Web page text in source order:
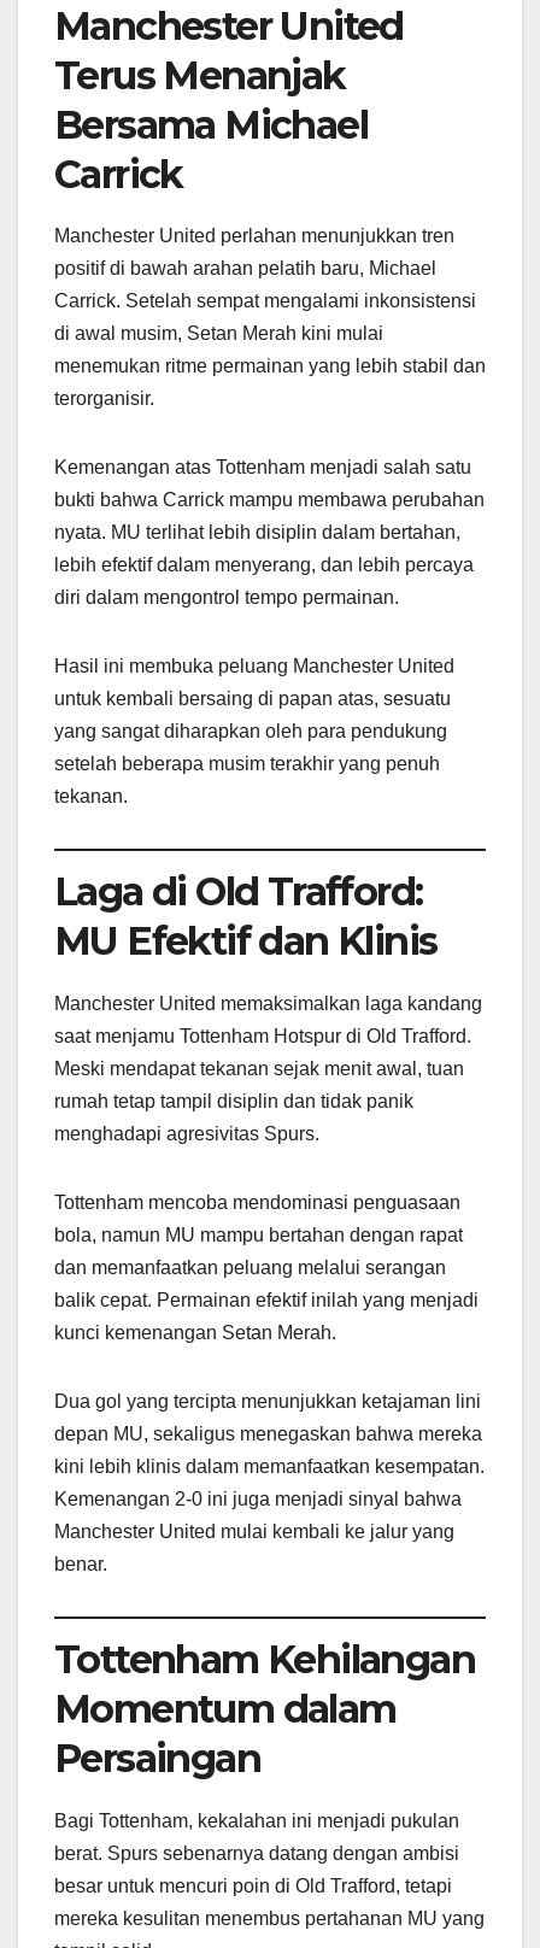
Manchester United
Terus Menanjak
Bersama Michael
Carrick
Manchester United perlahan menunjukkan tren
positif di bawah arahan pelatih baru, Michael
Carrick. Setelah sempat mengalami inkonsistensi
di awal musim, Setan Merah kini mulai
menemukan ritme permainan yang lebih stabil dan
terorganisir.
Kemenangan atas Tottenham menjadi salah satu
bukti bahwa Carrick mampu membawa perubahan
nyata. MU terlihat lebih disiplin dalam bertahan,
lebih efektif dalam menyerang, dan lebih percaya
diri dalam mengontrol tempo permainan.
Hasil ini membuka peluang Manchester United
untuk kembali bersaing di papan atas, sesuatu
yang sangat diharapkan oleh para pendukung
setelah beberapa musim terakhir yang penuh
tekanan.
Laga di Old Trafford:
MU Efektif dan Klinis
Manchester United memaksimalkan laga kandang
saat menjamu Tottenham Hotspur di Old Trafford.
Meski mendapat tekanan sejak menit awal, tuan
rumah tetap tampil disiplin dan tidak panik
menghadapi agresivitas Spurs.
Tottenham mencoba mendominasi penguasaan
bola, namun MU mampu bertahan dengan rapat
dan memanfaatkan peluang melalui serangan
balik cepat. Permainan efektif inilah yang menjadi
kunci kemenangan Setan Merah.
Dua gol yang tercipta menunjukkan ketajaman lini
depan MU, sekaligus menegaskan bahwa mereka
kini lebih klinis dalam memanfaatkan kesempatan.
Kemenangan 2-0 ini juga menjadi sinyal bahwa
Manchester United mulai kembali ke jalur yang
benar.
Tottenham Kehilangan
Momentum dalam
Persaingan
Bagi Tottenham, kekalahan ini menjadi pukulan
berat. Spurs sebenarnya datang dengan ambisi
besar untuk mencuri poin di Old Trafford, tetapi
mereka kesulitan menembus pertahanan MU yang